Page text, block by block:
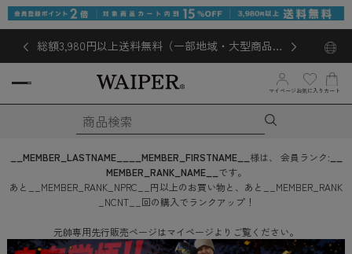
総額3,980円以上送料無料（一部地域・大型商品対
マイページ お気に入り カート
__MEMBER_LASTNAME__ __MEMBER_FIRSTNAME__ 様は、 会員ランク:
MEMBER_RANK_NAME__ です。
あと
__MEMBER_RANK_NPRC__ 円以上のお買い物と、あと
__MEMBER_RANK
_NCNT__ 回の購入でランクアップ！
元帥専用先行販売ページはマイページよりご覧ください。